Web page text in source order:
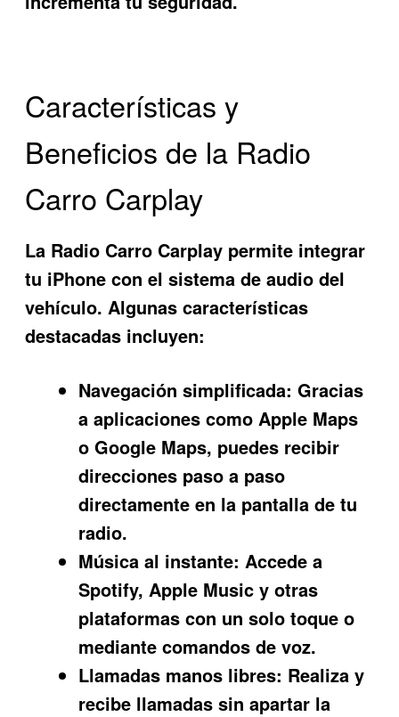
Características y
Beneficios de la Radio
Carro Carplay
La Radio Carro Carplay permite integrar
tu iPhone con el sistema de audio del
vehículo. Algunas características
destacadas incluyen:
Navegación simplificada: Gracias
a aplicaciones como Apple Maps
o Google Maps, puedes recibir
direcciones paso a paso
directamente en la pantalla de tu
radio.
Música al instante: Accede a
Spotify, Apple Music y otras
plataformas con un solo toque o
mediante comandos de voz.
Llamadas manos libres: Realiza y
recibe llamadas sin apartar la